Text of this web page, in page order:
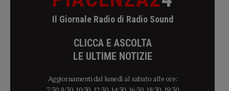
Il Giornale Radio di Radio Sound
CLICCA E ASCOLTA
LE ULTIME NOTIZIE
Aggiornamenti dal lunedì al sabato alle ore: